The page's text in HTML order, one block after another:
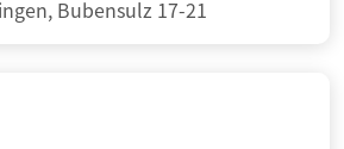
Bubensulz 17-21